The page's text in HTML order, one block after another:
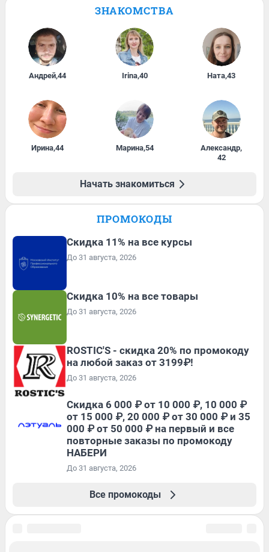
ЗНАКОМСТВА
Андрей,44 Irina,40 Ната,43
Ирина,44 Марина,54 Александр,
42
Начать знакомиться
ПРОМОКОДЫ
Скидка 11% на все курсы
До 31 августа, 2026
Скидка 10% на все товары
До 31 августа, 2026
ROSTIC'S - скидка 20% по промокоду
на любой заказ от 3199₽!
До 31 августа, 2026
Скидка 6 000 ₽ от 10 000 ₽, 10 000 ₽
от 15 000 ₽, 20 000 ₽ от 30 000 ₽ и 35
000 ₽ от 50 000 ₽ на первый и все
повторные заказы по промокоду
НАБЕРИ
До 31 августа, 2026
Все промокоды